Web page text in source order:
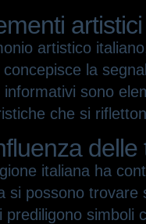
artistico
la
informativi sono
che si
italiana ha
si possono
prediligono simboli